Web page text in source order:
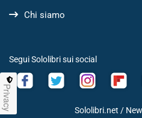
Chi siamo
Segui Sololibri sui social
Sololibri.net /
Privacy